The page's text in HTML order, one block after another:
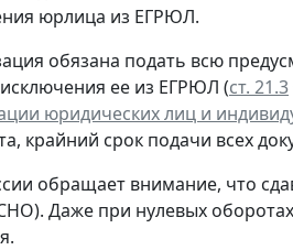
юрлица из ЕГРЮЛ.
обязана подать всю
ее из ЕГРЮЛ (ст. 21.3
юридических лиц и
крайний срок подачи всех
обращает внимание, что
Даже при нулевых